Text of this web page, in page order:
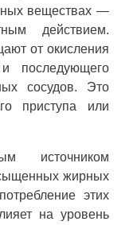
веществах —
действием.
от окисления
последующего
сосудов. Это
приступа или
источником
жирных
этих
на уровень